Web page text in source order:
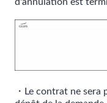
・Le contrat ne sera